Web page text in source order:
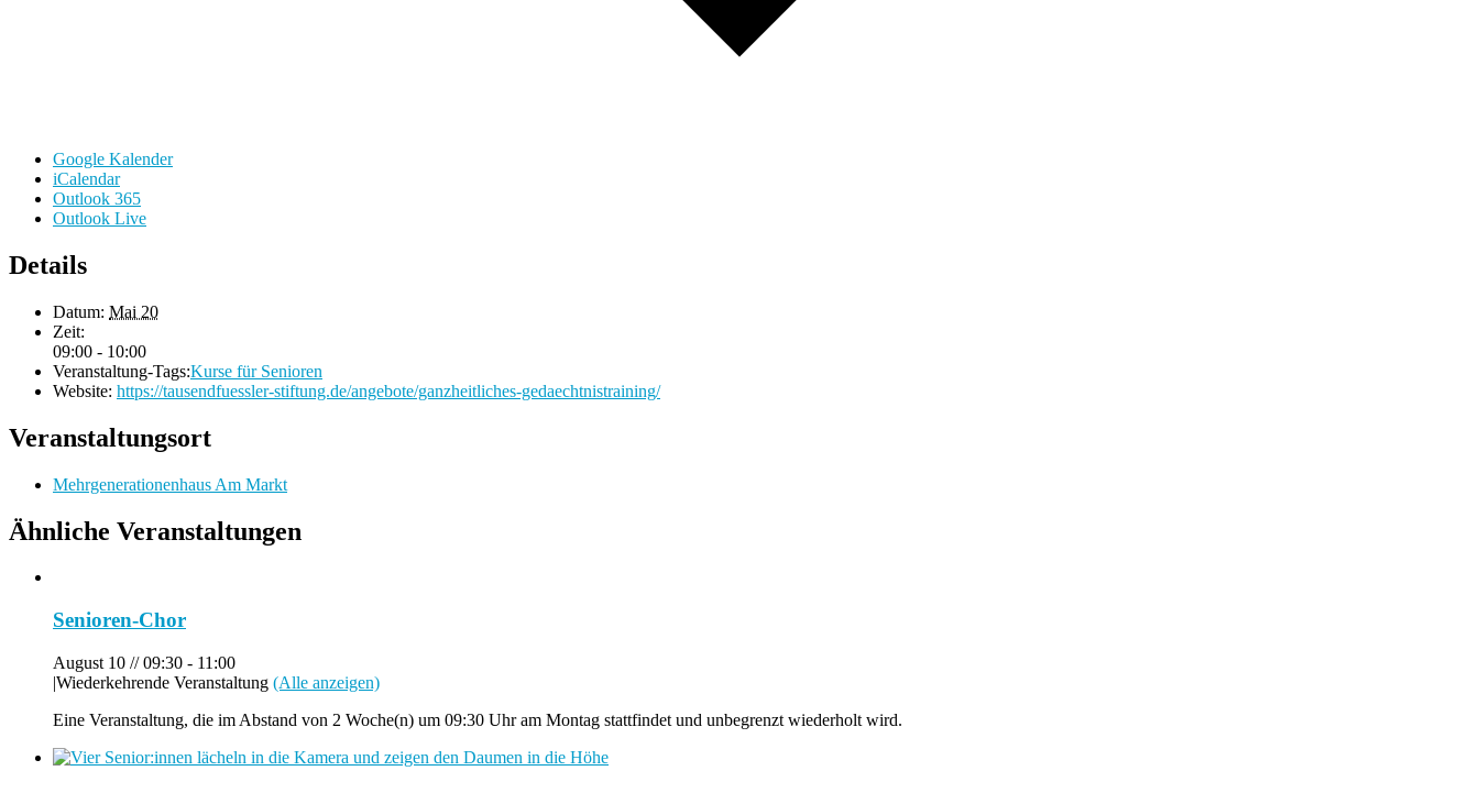
Google Kalender
iCalendar
Outlook 365
Outlook Live
Details
Datum: Mai 20
Zeit:
09:00 - 10:00
Veranstaltung-Tags:Kurse für Senioren
Website: https://tausendfuessler-stiftung.de/angebote/ganzheitliches-gedaechtnistraining/
Veranstaltungsort
Mehrgenerationenhaus Am Markt
Ähnliche Veranstaltungen
Senioren-Chor
August 10 // 09:30 - 11:00
|Wiederkehrende Veranstaltung (Alle anzeigen)
Eine Veranstaltung, die im Abstand von 2 Woche(n) um 09:30 Uhr am Montag stattfindet und unbegrenzt wiederholt wird.